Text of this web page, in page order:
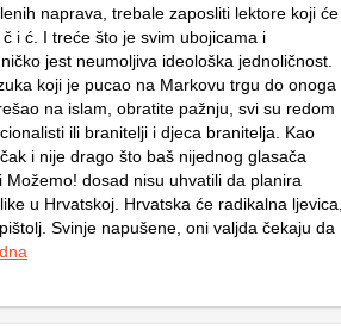
naprava, trebale zaposliti lektore koji će
i ć. I treće što je svim ubojicama i
jest neumoljiva ideološka jednoličnost.
koji je pucao na Markovu trgu do onoga
na islam, obratite pažnju, svi su redom
ili branitelji i djeca branitelja. Kao
i nije drago što baš nijednog glasača
dosad nisu uhvatili da planira
u Hrvatskoj. Hrvatska će radikalna ljevica,
Svinje napušene, oni valjda čekaju da